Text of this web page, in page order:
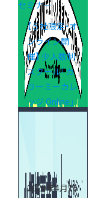
セミナー
【５社限定・オ
ンライン開
催】 少人数制
スクール「カ
ラーミーカレ
ッジ Online」
2020年4月15